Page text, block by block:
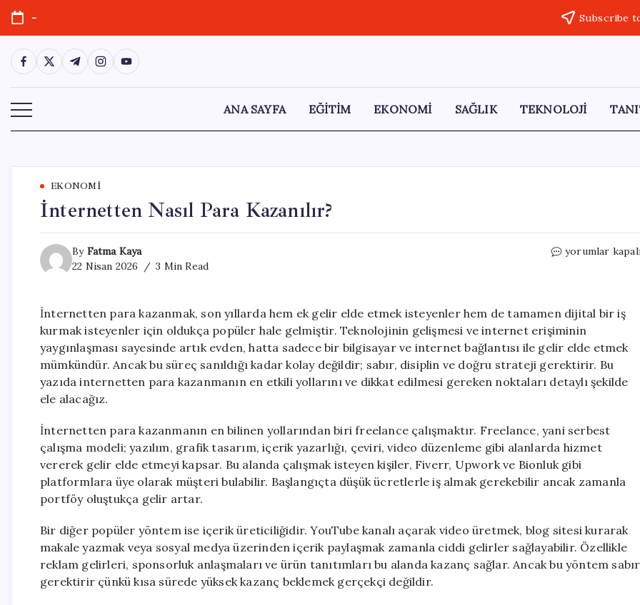
Skip
content
- Subscribe
https://www.facebook.com/
https://twitter.com/
https://t.me/
https://www.instagram.com/
https://youtube.com/
ANA SAYFA EĞİTİM EKONOMİ SAĞLIK TEKNOLOJİ
EKONOMI
İnternetten Nasıl Para Kazanılır?
By Fatma Kaya
22 Nisan 2026
3 Min Read
İnternetten
için
yorumlar
İnternetten para kazanmak, son yıllarda hem ek gelir elde etmek isteyenler hem de tamamen dijital bir iş
kurmak isteyenler için oldukça popüler hale gelmiştir. Teknolojinin gelişmesi ve internet erişiminin
yaygınlaşması sayesinde artık evden, hatta sadece bir bilgisayar ve internet bağlantısı ile gelir elde etmek
mümkündür. Ancak bu süreç sanıldığı kadar kolay değildir; sabır, disiplin ve doğru strateji gerektirir. Bu
yazıda internetten para kazanmanın en etkili yollarını ve dikkat edilmesi gereken noktaları detaylı şekilde
ele alacağız.
İnternetten para kazanmanın en bilinen yollarından biri freelance çalışmaktır. Freelance, yani serbest
çalışma modeli; yazılım, grafik tasarım, içerik yazarlığı, çeviri, video düzenleme gibi alanlarda hizmet
vererek gelir elde etmeyi kapsar. Bu alanda çalışmak isteyen kişiler, Fiverr, Upwork ve Bionluk gibi
platformlara üye olarak müşteri bulabilir. Başlangıçta düşük ücretlerle iş almak gerekebilir ancak zamanla
portföy oluştukça gelir artar.
Bir diğer popüler yöntem ise içerik üreticiliğidir. YouTube kanalı açarak video üretmek, blog sitesi kurarak
makale yazmak veya sosyal medya üzerinden içerik paylaşmak zamanla ciddi gelirler sağlayabilir. Özellikle
reklam gelirleri, sponsorluk anlaşmaları ve ürün tanıtımları bu alanda kazanç sağlar. Ancak bu yöntem sabır
gerektirir çünkü kısa sürede yüksek kazanç beklemek gerçekçi değildir.